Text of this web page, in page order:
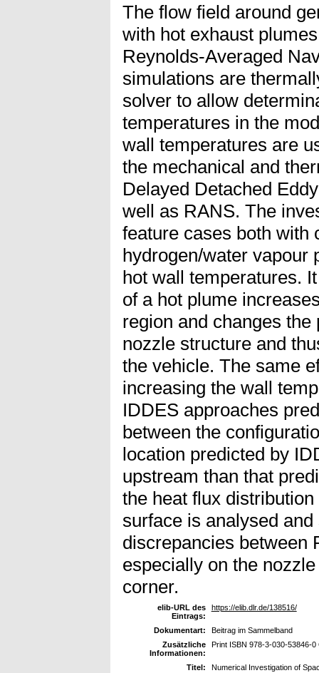
The flow field around
with hot exhaust
Reynolds-Averaged
simulations are
solver to allow
temperatures in the
wall temperatures are
the mechanical and
Delayed Detached
well as RANS. The
feature cases both with
hydrogen/water vapour
hot wall temperatures.
of a hot plume
region and changes
nozzle structure and
the vehicle. The same
increasing the wall
IDDES approaches
between the
location predicted by
upstream than that
the heat flux
surface is analysed
discrepancies between
especially on the
corner.
elib-URL des
Eintrags:
https://elib.dlr.de/138516/
Dokumentart:
Beitrag im Sammelband
Zusätzliche
Informationen:
Print ISBN 978-3-030-53846-
Titel:
Numerical Investigation of